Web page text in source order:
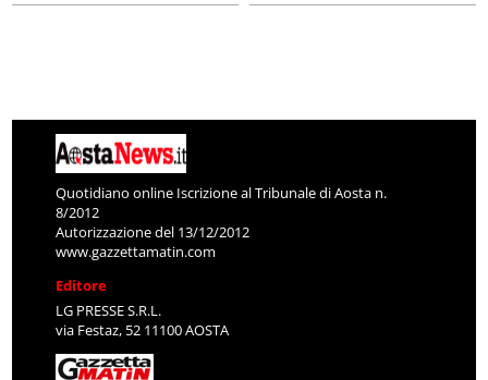
Quotidiano online Iscrizione al Tribunale di Aosta n.
8/2012
Autorizzazione del 13/12/2012
www.gazzettamatin.com
Editore
LG PRESSE S.R.L.
via Festaz, 52 11100 AOSTA